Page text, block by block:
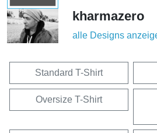
kharmazero
alle Designs
Standard T-Shirt
Oversize T-Shirt